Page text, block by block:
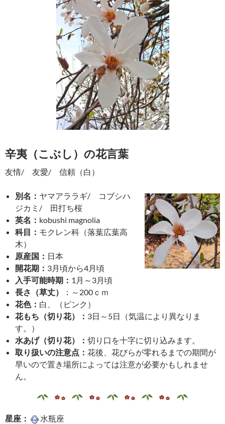
辛夷（こぶし）の花言葉
友情/ 友愛/ 信頼（白）
別名： ヤマアララギ/ コブシハ
ジカミ/ 田打ち桜
英名： kobushi magnolia
科目： モクレン科（落葉広葉高
木）
原産国： 日本
開花期： 3月頃から4月頃
入手可能時期： 1月～3月頃
長さ（草丈）
：～200ｃｍ
花色： 白、（ピンク）
花もち（切り花）： 3日～5日（気温により異なりま
す。）
水あげ（切り花）： 切り口を十字に切り込みます。
取り扱いの注意点： 花後、花びらが零れるまでの期間が
早いので置き場所によっては注意が必要かもしれませ
ん。
星座： 水瓶座